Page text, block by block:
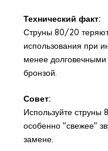
Технический факт:
Струны 80/20 теряют
использования при
менее
бронзой.
Совет:
Используйте струны
особенно "свежее"
замене.